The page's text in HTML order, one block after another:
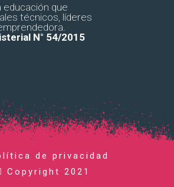
que
técnicos, líderes
N° 54/2015
de privacidad
Copyright 2021